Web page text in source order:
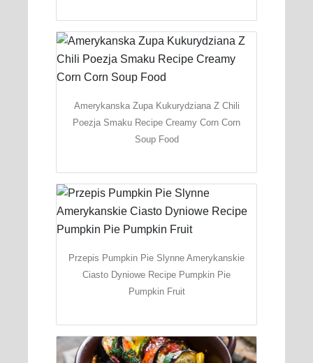
Amerykanska Zupa Kukurydziana Z Chili
Poezja Smaku Recipe Creamy Corn Corn
Soup Food
Przepis Pumpkin Pie Slynne Amerykanskie
Ciasto Dyniowe Recipe Pumpkin Pie
Pumpkin Fruit